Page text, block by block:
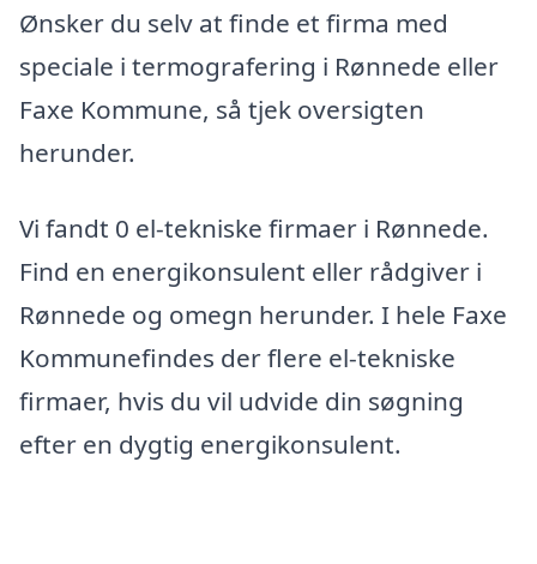
Ønsker du selv at finde et firma med
speciale i termografering i Rønnede eller
Faxe Kommune, så tjek oversigten
herunder.
Vi fandt 0 el-tekniske firmaer i Rønnede.
Find en energikonsulent eller rådgiver i
Rønnede og omegn herunder. I hele Faxe
Kommunefindes der flere el-tekniske
firmaer, hvis du vil udvide din søgning
efter en dygtig energikonsulent.